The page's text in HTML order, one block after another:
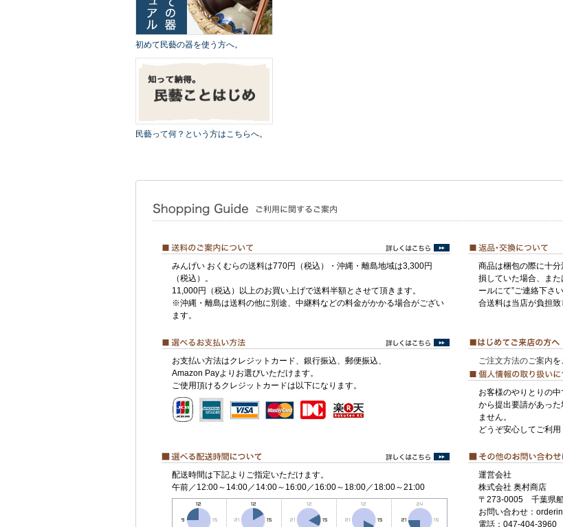
初めて民藝の器を使う方へ。
民藝って何？という方はこちらへ。
みんげい おくむらの送料は770円（税込）・沖縄・離島地域は3,300円
（税込）。
11,000円（税込）以上のお買い上げで送料半額とさせて頂きます。
※沖縄・離島は送料の他に別途、中継料などの料金がかかる場合がござい
ます。
商品は梱包の際に十
損していた場合、ま
ールにて”ご連絡下さ
合送料は当店が負担致
お支払い方法はクレジットカード、銀行振込、郵便振込、
Amazon Payよりお選びいただけます。
ご使用頂けるクレジットカードは以下になります。
ご注文方法のご案内を
お客様のやりとりの
から提出要請があっ
ません。
どうぞ安心してご利用
配送時間は下記よりご指定いただけます。
午前／12:00～14:00／14:00～16:00／16:00～18:00／18:00～21:00
運営会社
株式会社 奥村商店
〒273-0005 千葉県
お問い合わせ：
電話：047-404-3960